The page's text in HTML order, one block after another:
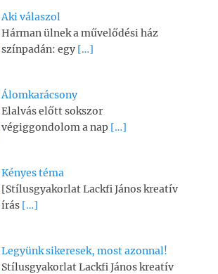
Aki válaszol
Hárman ülnek a művelődési ház
színpadán: egy […]
Álomkarácsony
Elalvás előtt sokszor
végiggondolom a nap […]
Kényes téma
[Stílusgyakorlat Lackfi János kreatív
írás […]
Legyünk sikeresek, most azonnal!
Stílusgyakorlat Lackfi János kreatív